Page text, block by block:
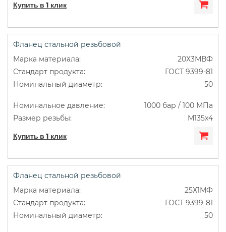
Купить в 1 клик
Фланец стальной резьбовой
20Х3МВФ
ГОСТ 9399-81
50
1000 бар / 100 МПа
М135х4
Купить в 1 клик
Фланец стальной резьбовой
25Х1МФ
ГОСТ 9399-81
50